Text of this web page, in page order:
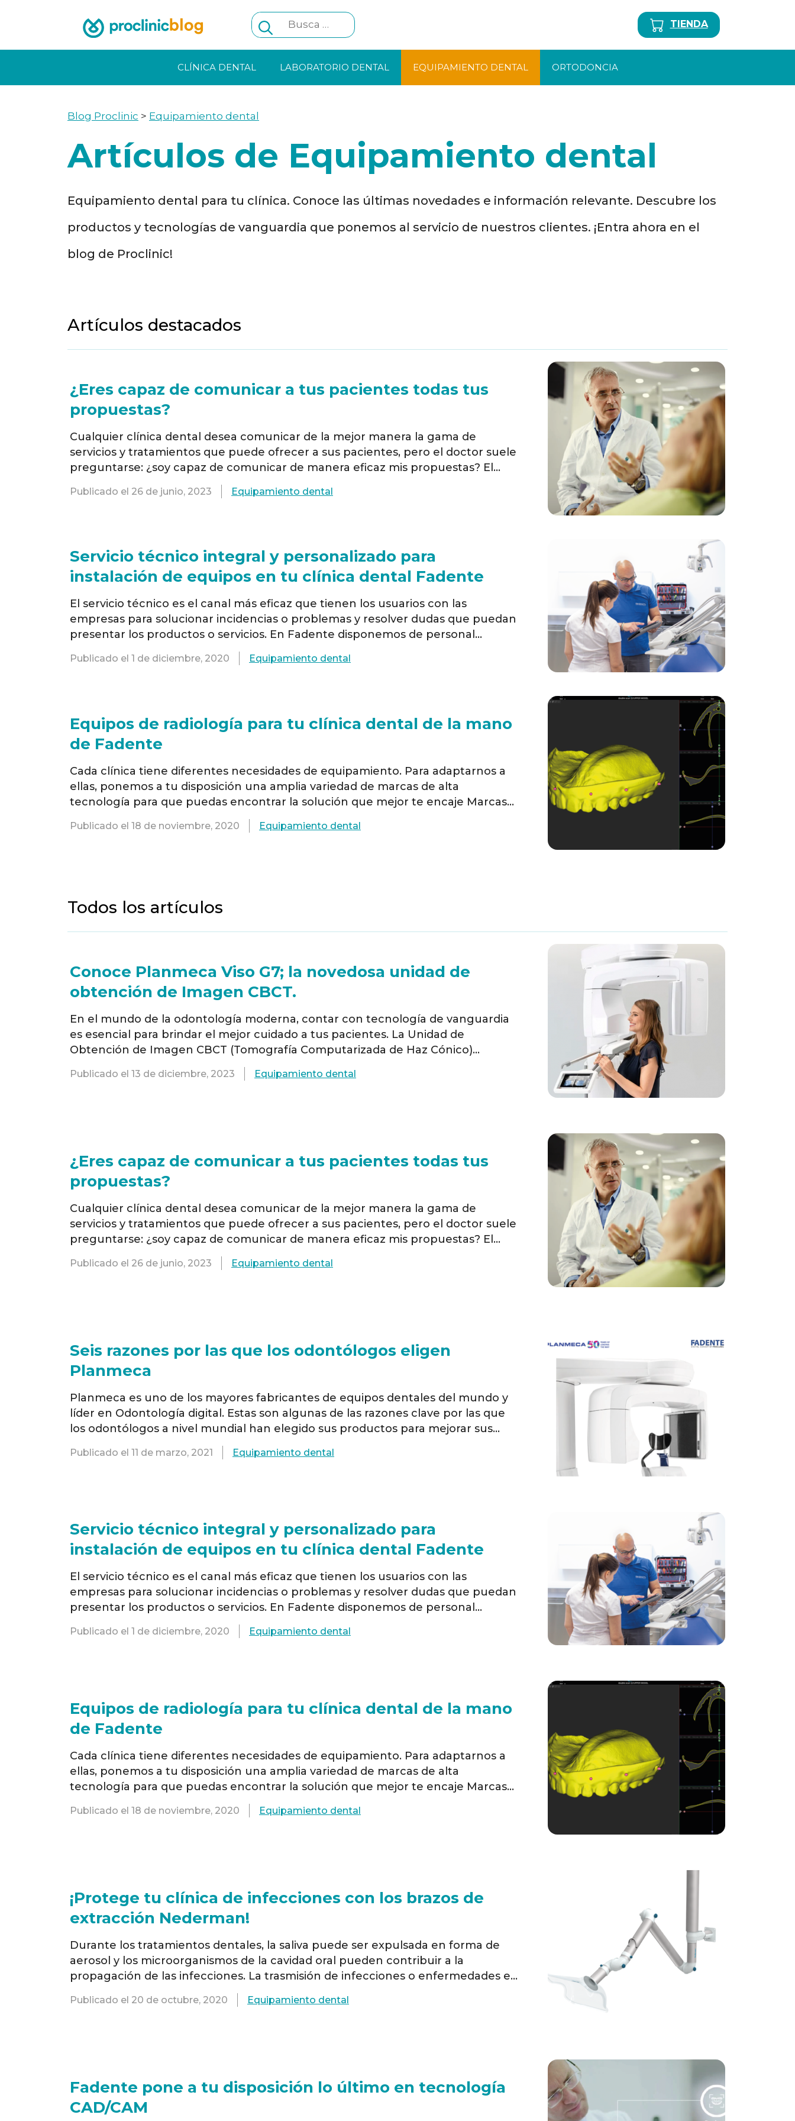
for:
TIENDA
CLÍNICA DENTAL LABORATORIO DENTAL EQUIPAMIENTO DENTAL ORTODONCIA
Blog Proclinic > Equipamiento dental
Artículos de Equipamiento dental
Equipamiento dental para tu clínica. Conoce las últimas novedades e información relevante. Descubre los
productos y tecnologías de vanguardia que ponemos al servicio de nuestros clientes. ¡Entra ahora en el
blog de Proclinic!
Artículos destacados
¿Eres capaz de comunicar a tus pacientes todas tus
propuestas?
Cualquier clínica dental desea comunicar de la mejor manera la gama de
servicios y tratamientos que puede ofrecer a sus pacientes, pero el doctor suele
preguntarse: ¿soy capaz de comunicar de manera eficaz mis propuestas? El
Grupo OrisLine, empresa informática especializada en el desarrollo de
programas de gestión y servicios para el sector dental, presenta …
Publicado el 26 de junio, 2023 Equipamiento dental
Servicio técnico integral y personalizado para
instalación de equipos en tu clínica dental Fadente
El servicio técnico es el canal más eficaz que tienen los usuarios con las
empresas para solucionar incidencias o problemas y resolver dudas que puedan
presentar los productos o servicios. En Fadente disponemos de personal
técnico y especialistas digitales en plantilla distribuidos en todas nuestras
delegaciones ubicados en: Madrid, Barcelona, Bilbao, Zaragoza, Valencia, Murcia,
Publicado el 1 de diciembre, 2020 Equipamiento dental
Equipos de radiología para tu clínica dental de la mano
de Fadente
Cada clínica tiene diferentes necesidades de equipamiento. Para adaptarnos a
ellas, ponemos a tu disposición una amplia variedad de marcas de alta
tecnología para que puedas encontrar la solución que mejor te encaje Marcas
como Carestream y Acteon han llegado a Fadente para ofrecerte la última
tecnología en equipos de radiología. Equipo de radiología …
Publicado el 18 de noviembre, 2020 Equipamiento dental
Todos los artículos
Conoce Planmeca Viso G7; la novedosa unidad de
obtención de Imagen CBCT.
En el mundo de la odontología moderna, contar con tecnología de vanguardia
es esencial para brindar el mejor cuidado a tus pacientes. La Unidad de
Obtención de Imagen CBCT (Tomografía Computarizada de Haz Cónico)
Planmeca Viso G7 es una herramienta revolucionaria que ha estado ganando
popularidad en el campo de la odontología. En este artículo, …
Publicado el 13 de diciembre, 2023 Equipamiento dental
¿Eres capaz de comunicar a tus pacientes todas tus
propuestas?
Cualquier clínica dental desea comunicar de la mejor manera la gama de
servicios y tratamientos que puede ofrecer a sus pacientes, pero el doctor suele
preguntarse: ¿soy capaz de comunicar de manera eficaz mis propuestas? El
Grupo OrisLine, empresa informática especializada en el desarrollo de
programas de gestión y servicios para el sector dental, presenta …
Publicado el 26 de junio, 2023 Equipamiento dental
Seis razones por las que los odontólogos eligen
Planmeca
Planmeca es uno de los mayores fabricantes de equipos dentales del mundo y
líder en Odontología digital. Estas son algunas de las razones clave por las que
los odontólogos a nivel mundial han elegido sus productos para mejorar sus
flujos de trabajo diarios y ofrecer la mejor atención posible a sus pacientes. 1.
Todo lo …Read more
Publicado el 11 de marzo, 2021 Equipamiento dental
Servicio técnico integral y personalizado para
instalación de equipos en tu clínica dental Fadente
El servicio técnico es el canal más eficaz que tienen los usuarios con las
empresas para solucionar incidencias o problemas y resolver dudas que puedan
presentar los productos o servicios. En Fadente disponemos de personal
técnico y especialistas digitales en plantilla distribuidos en todas nuestras
delegaciones ubicados en: Madrid, Barcelona, Bilbao, Zaragoza, Valencia, Murcia,
Publicado el 1 de diciembre, 2020 Equipamiento dental
Equipos de radiología para tu clínica dental de la mano
de Fadente
Cada clínica tiene diferentes necesidades de equipamiento. Para adaptarnos a
ellas, ponemos a tu disposición una amplia variedad de marcas de alta
tecnología para que puedas encontrar la solución que mejor te encaje Marcas
como Carestream y Acteon han llegado a Fadente para ofrecerte la última
tecnología en equipos de radiología. Equipo de radiología …
Publicado el 18 de noviembre, 2020 Equipamiento dental
¡Protege tu clínica de infecciones con los brazos de
extracción Nederman!
Durante los tratamientos dentales, la saliva puede ser expulsada en forma de
aerosol y los microorganismos de la cavidad oral pueden contribuir a la
propagación de las infecciones. La trasmisión de infecciones o enfermedades en
los procesos que generan aerosoles es una preocupación en aumento para los
profesionales de la salud dental, ya que tienen el potencial …
Publicado el 20 de octubre, 2020 Equipamiento dental
Fadente pone a tu disposición lo último en tecnología
CAD/CAM